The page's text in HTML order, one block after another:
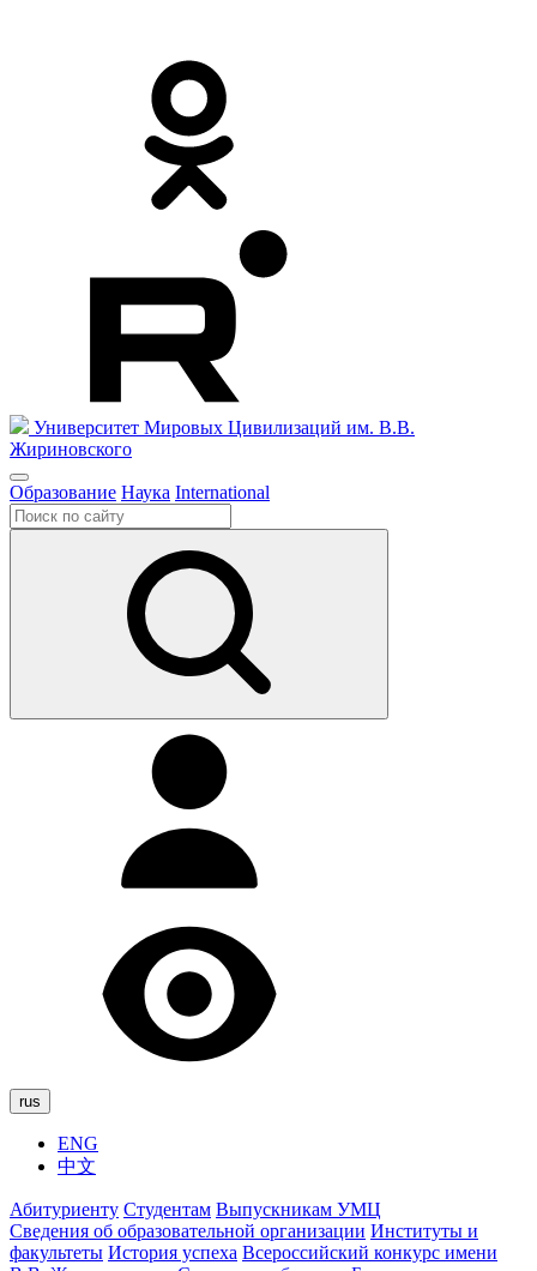
Университет Мировых Цивилизаций им. В.В.
Жириновского
Образование Наука International
rus
ENG
中文
Абитуриенту Студентам Выпускникам УМЦ
Сведения об образовательной организации Институты и
факультеты История успеха Всероссийский конкурс имени